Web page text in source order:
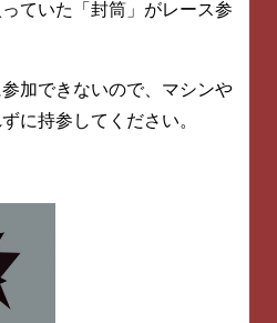
ていた「封筒」がレース参
加できないので、マシンや
に持参してください。